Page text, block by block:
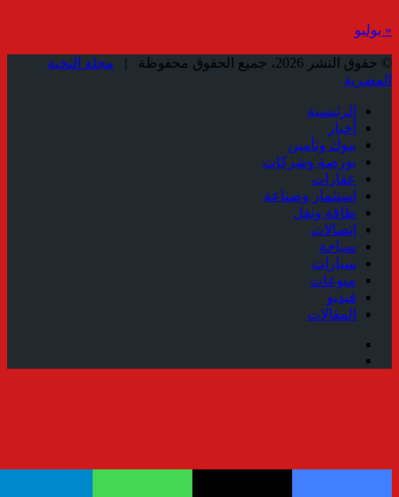
« يوليو
© حقوق النشر 2026، جميع الحقوق محفوظة |
مجلة النخبة
المصرية
الرئيسية
أخبار
بنوك وتأمين
بورصة وشركات
عقارات
استثمار وصناعة
طاقة ونقل
إتصالات
سياحة
سيارات
منوعات
فيديو
المقالات